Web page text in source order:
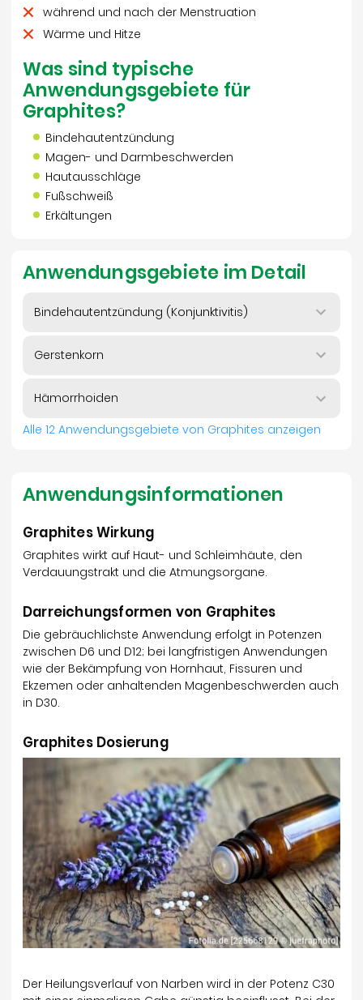
während und nach der Menstruation
Wärme und Hitze
Was sind typische
Anwendungsgebiete für
Graphites?
Bindehautentzündung
Magen- und Darmbeschwerden
Hautausschläge
Fußschweiß
Erkältungen
Anwendungsgebiete im Detail
Bindehautentzündung (Konjunktivitis)
Gerstenkorn
Hämorrhoiden
Alle 12 Anwendungsgebiete von Graphites anzeigen
Anwendungsinformationen
Graphites Wirkung
Graphites wirkt auf Haut- und Schleimhäute, den
Verdauungstrakt und die Atmungsorgane.
Darreichungsformen von Graphites
Die gebräuchlichste Anwendung erfolgt in Potenzen
zwischen D6 und D12; bei langfristigen Anwendungen
wie der Bekämpfung von Hornhaut, Fissuren und
Ekzemen oder anhaltenden Magenbeschwerden auch
in D30.
Graphites Dosierung
Der Heilungsverlauf von Narben wird in der Potenz C30